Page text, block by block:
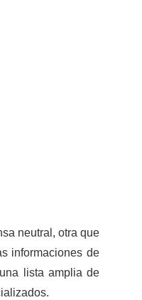
neutral, otra que
informaciones de
lista amplia de